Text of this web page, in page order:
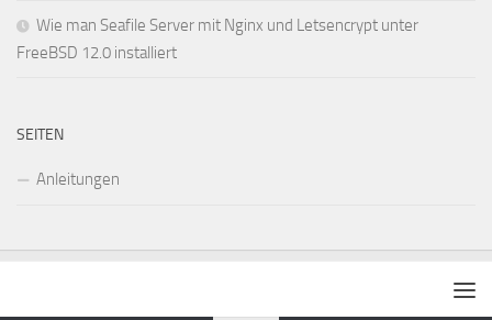
Wie man Seafile Server mit Nginx und Letsencrypt unter
FreeBSD 12.0 installiert
SEITEN
Anleitungen